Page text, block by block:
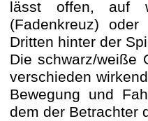
lässt offen, auf
(Fadenkreuz)
Dritten hinter der
Die schwarz/weiße
verschieden
Bewegung und
dem der Betrachter